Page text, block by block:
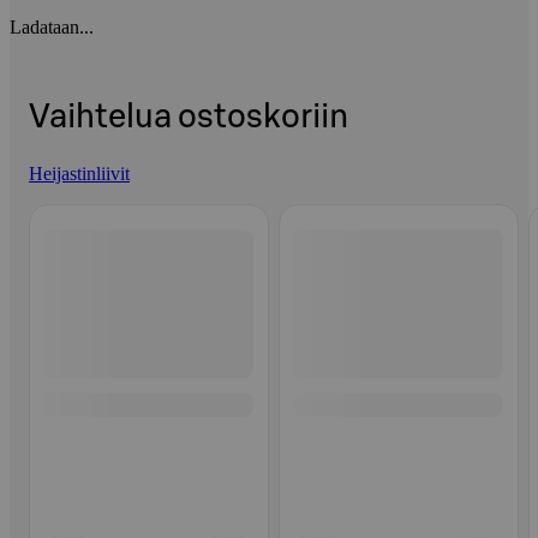
Ladataan...
Vaihtelua ostoskoriin
Heijastinliivit